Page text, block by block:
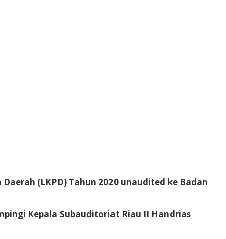
(LKPD) Tahun 2020 unaudited ke Badan
Kepala Subauditoriat Riau II Handrias